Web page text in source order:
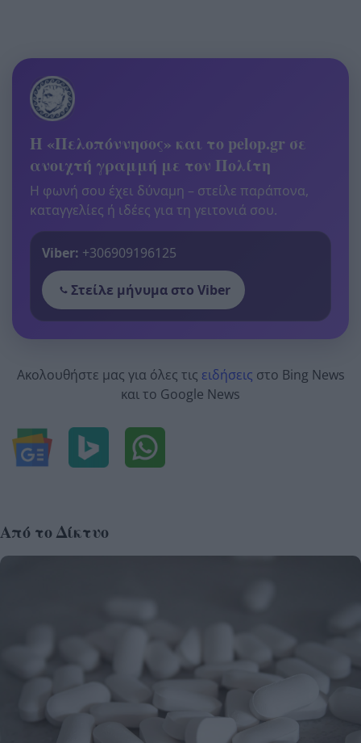
Η «Πελοπόννησος» και το pelop.gr σε
ανοιχτή γραμμή με τον Πολίτη
Η φωνή σου έχει δύναμη – στείλε παράπονα,
καταγγελίες ή ιδέες για τη γειτονιά σου.
Viber: +306909196125
Στείλε μήνυμα στο Viber
Ακολουθήστε μας για όλες τις ειδήσεις στο Bing News
και το Google News
Από το Δίκτυο